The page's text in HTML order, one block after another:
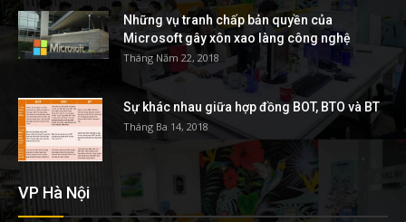
Những vụ tranh chấp bản quyền của
Microsoft gây xôn xao làng công nghệ
Tháng Năm 22, 2018
Sự khác nhau giữa hợp đồng BOT, BTO và BT
Tháng Ba 14, 2018
VP Hà Nội